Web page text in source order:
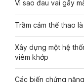
Vì sao đau vai gây
Trầm cảm thể thao
Xây dựng một hệ
viêm khớp
Các biến chứng